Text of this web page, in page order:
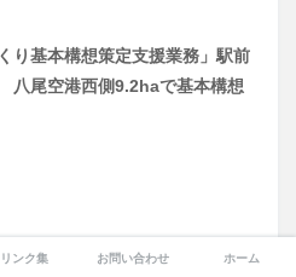
り基本構想策定支援業務」駅前
八尾空港西側9.2haで基本構想
リンク集 お問い合わせ ホーム